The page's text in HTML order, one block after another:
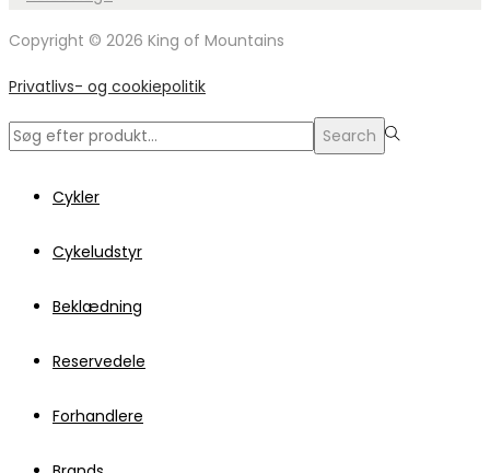
Copyright © 2026 King of Mountains
Privatlivs- og cookiepolitik
Search
Search
Cykler
Cykeludstyr
Beklædning
Reservedele
Forhandlere